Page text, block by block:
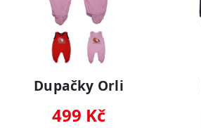
Dupačky Orli
499 Kč